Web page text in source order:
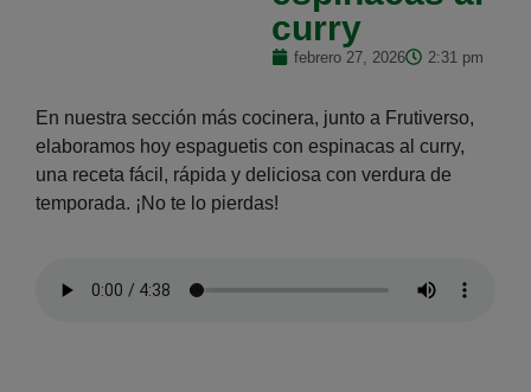
curry
febrero 27, 2026 2:31 pm
En nuestra sección más cocinera, junto a Frutiverso,
elaboramos hoy espaguetis con espinacas al curry,
una receta fácil, rápida y deliciosa con verdura de
temporada. ¡No te lo pierdas!